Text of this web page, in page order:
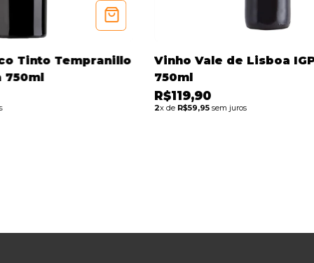
Tinto Tempranillo
750ml
Vinho Vale de Lisboa
750ml
R$119,90
2x de R$59,95 sem juros